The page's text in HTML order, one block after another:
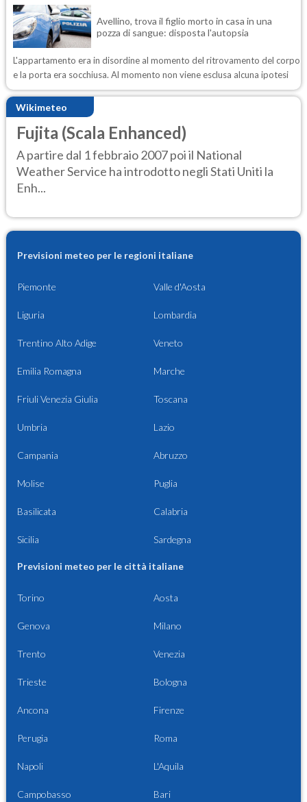
Avellino, trova il figlio morto in casa in una
pozza di sangue: disposta l'autopsia
L'appartamento era in disordine al momento del ritrovamento del corpo
e la porta era socchiusa. Al momento non viene esclusa alcuna ipotesi
Wikimeteo
Fujita (Scala Enhanced)
A partire dal 1 febbraio 2007 poi il National
Weather Service ha introdotto negli Stati Uniti la
Enh...
Previsioni meteo per le regioni italiane
Piemonte Valle d'Aosta
Liguria Lombardia
Trentino Alto Adige Veneto
Emilia Romagna Marche
Friuli Venezia Giulia Toscana
Umbria Lazio
Campania Abruzzo
Molise Puglia
Basilicata Calabria
Sicilia Sardegna
Previsioni meteo per le città italiane
Torino Aosta
Genova Milano
Trento Venezia
Trieste Bologna
Ancona Firenze
Perugia Roma
Napoli L'Aquila
Campobasso Bari